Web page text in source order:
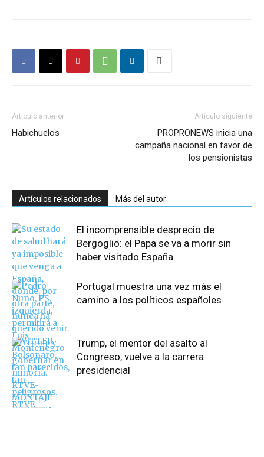
Artículo anterior
Habichuelos
Artículo siguiente
PROPRONEWS inicia una
campaña nacional en favor de
los pensionistas
Artículos relacionados Más del autor
El incomprensible desprecio de
Bergoglio: el Papa se va a morir sin
haber visitado España
Portugal muestra una vez más el
camino a los políticos españoles
Trump, el mentor del asalto al
Congreso, vuelve a la carrera
presidencial